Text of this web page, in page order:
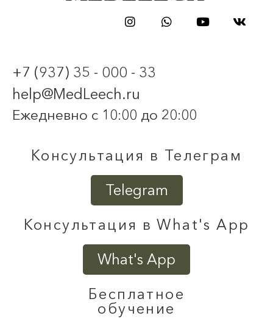
+7 (937) 35 - 000 - 33
help@MedLeech.ru
Ежедневно с 10:00 до 20:00
Консультация в Телеграм
Telegram
Консультация в What's App
What's App
Бесплатное
обучение